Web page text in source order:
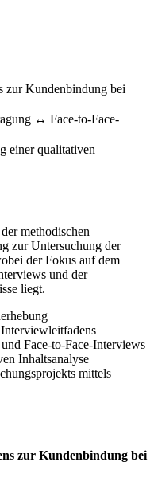
zur Kundenbindung bei
↔ Face-to-Face-
einer qualitativen
methodischen
zur Untersuchung der
der Fokus auf dem
und der
liegt.
Face-to-Face-Interviews
Inhaltsanalyse
mittels
zur Kundenbindung bei